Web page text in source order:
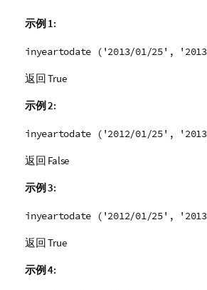
示例 1:
inyeartodate ('2013/01/25',
返回True
示例 2:
inyeartodate ('2012/01/25',
返回 False
示例 3:
inyeartodate ('2012/01/25',
返回True
示例 4: